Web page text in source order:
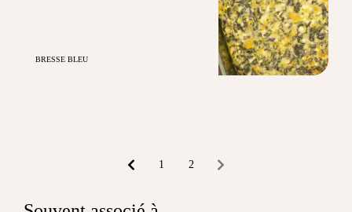
BRESSE BLEU
1 2